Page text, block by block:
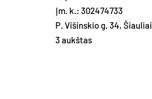
Įm. k.: 302474733
P. Višinskio g. 34,
3 aukštas